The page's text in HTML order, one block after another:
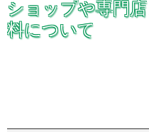
ショップや専門
料について